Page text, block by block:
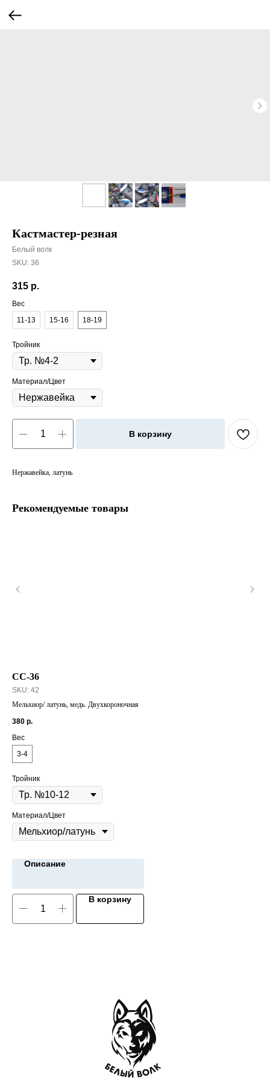
Кастмастер-резная
Белый волк
SKU: 36
315 р.
Вес
11-13
15-16 18-19
Тройник
Материал/Цвет
В корзину
Нержавейка, латунь
Рекомендуемые товары
СС-36
SKU: 42
Мельхиор/ латунь, медь. Двухкороночная
380 р.
Вес
3-4
Тройник
Материал/Цвет
Описание
В корзину